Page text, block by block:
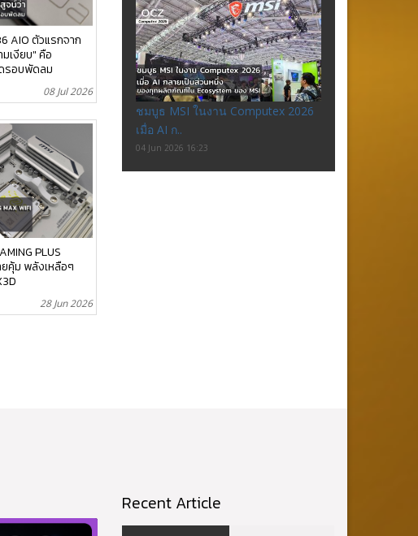
AIO ตัวแรกจาก
เงียบ" คือ
รอบพัดลม
08 Jul 2026
PLUS
คุ้ม พลังเหลือๆ
28 Jun 2026
ชมบูธ MSI ในงาน Computex 2026
เมื่อ AI ก..
04 Jun 2026 16:23
Recent Article